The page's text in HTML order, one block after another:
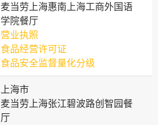
麦当劳上海惠南上海工商外国语
学院餐厅
营业执照
食品经营许可证
食品安全监督量化分级
上海市
麦当劳上海张江碧波路创智园餐
厅